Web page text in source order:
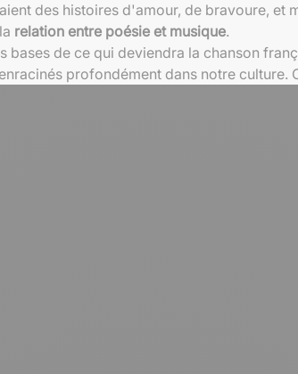
des histoires d'amour, de bravoure, et
relation entre poésie et musique.
de ce qui deviendra la chanson
profondément dans notre